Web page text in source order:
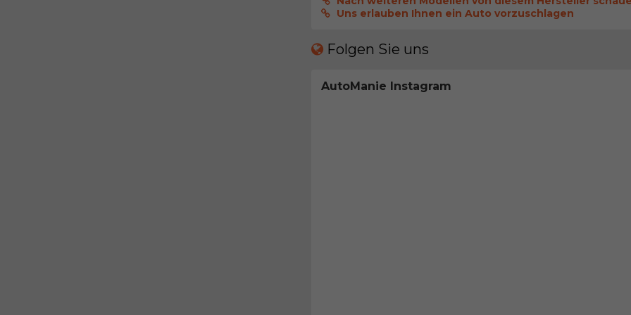
Uns erlauben Ihnen ein Auto vorzuschlagen
Folgen Sie uns
AutoManie Instagram